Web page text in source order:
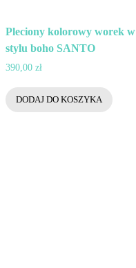
Pleciony kolorowy worek w
stylu boho SANTO
390,00 zł
DODAJ DO KOSZYKA